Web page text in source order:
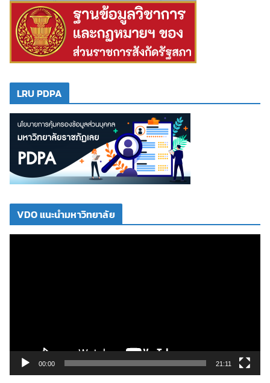
LRU PDPA
VDO แนะนำมหาวิทยาลัย
ดี
00:00 21:11